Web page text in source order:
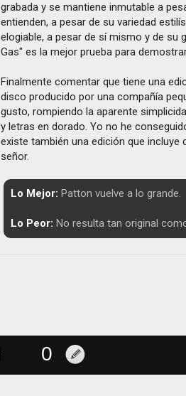
grabada y se mantiene inmutable a
entienden, a pesar de su variedad
elogiable, a pesar de sí mismo y de su
Gas" es la mejor prueba para
Finalmente comentar que tiene una
disco producido por una compañía
gusto, rompiendo la aparente
y letras en dorado. Yo no he
existe también una edición que incluye
señor.
Lo Mejor: Patton vuelve a lo grande.
Lo Peor: No resulta tan original